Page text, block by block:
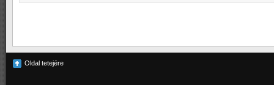
Oldal tetejére